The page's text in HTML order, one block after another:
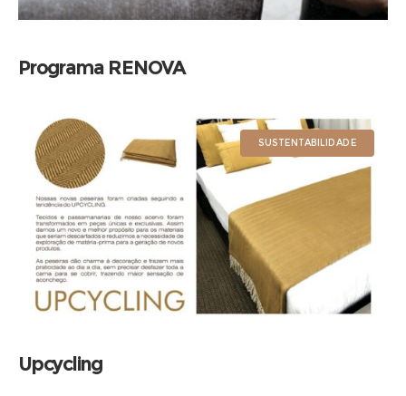
Programa RENOVA
SUSTENTABILIDADE
Upcycling